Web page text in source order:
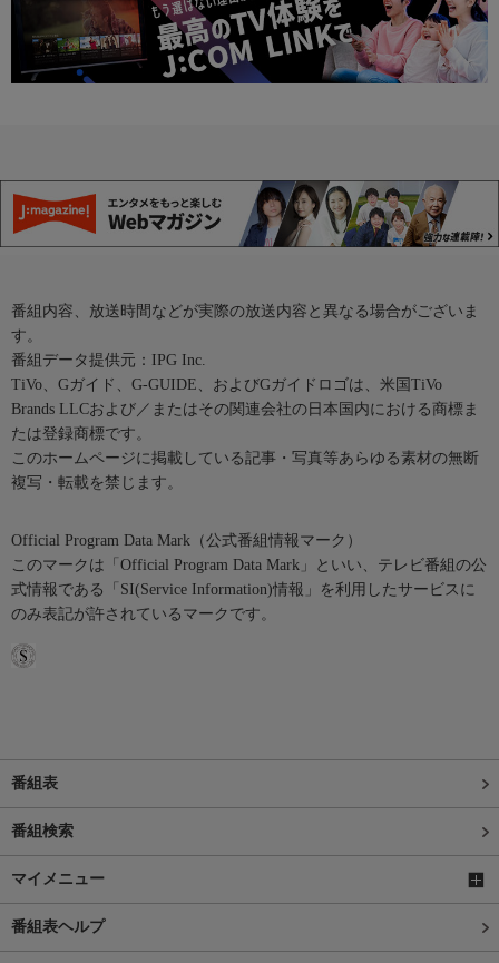
番組内容、放送時間などが実際の放送内容と異なる場合がございま
す。
番組データ提供元：IPG Inc.
TiVo、Gガイド、G-GUIDE、およびGガイドロゴは、米国TiVo
Brands LLCおよび／またはその関連会社の日本国内における商標ま
たは登録商標です。
このホームページに掲載している記事・写真等あらゆる素材の無断
複写・転載を禁じます。
Official Program Data Mark（公式番組情報マーク）
このマークは「Official Program Data Mark」といい、テレビ番組の公
式情報である「SI(Service Information)情報」を利用したサービスに
のみ表記が許されているマークです。
番組表
番組検索
マイメニュー
番組表ヘルプ